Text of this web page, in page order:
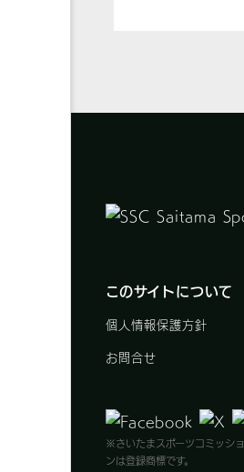
このサイトについて
個人情報保護方針
お問合せ
※さいたまスポーツコミッショ
ンは登録商標です。